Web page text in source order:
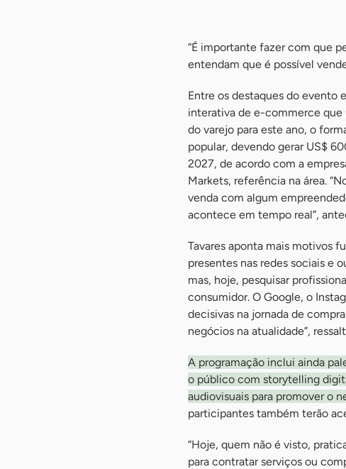
“É importante fazer com que
entendam que é possível
Entre os destaques do evento
interativa de e-commerce que
do varejo para este ano, o
popular, devendo gerar US$
2027, de acordo com a
Markets, referência na área.
venda com algum
acontece em tempo real”,
Tavares aponta mais motivos
presentes nas redes sociais e
mas, hoje, pesquisar
consumidor. O Google, o
decisivas na jornada de
negócios na atualidade”,
A programação inclui ainda
o público com storytelling
audiovisuais para promover o
participantes também terão
“Hoje, quem não é visto,
para contratar serviços ou